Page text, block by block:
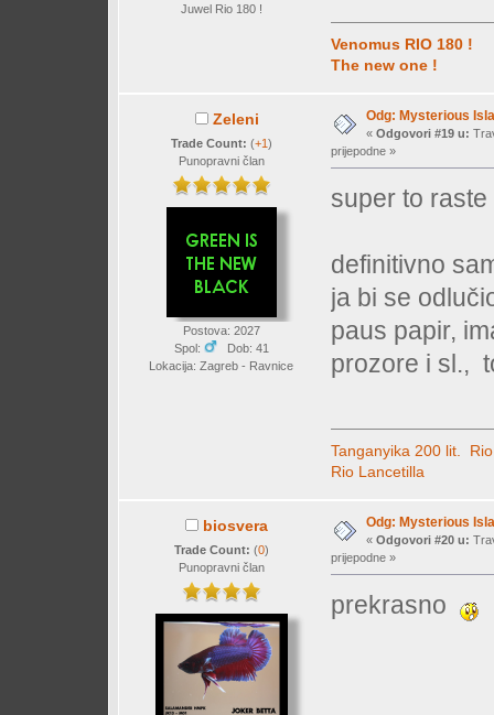
Juwel Rio 180 !
Venomus RIO 180 !
The new one !
Zeleni
Trade Count: (+1)
Punopravni član
Postova: 2027
Spol:
Dob: 41
Lokacija: Zagreb - Ravnice
Odg: Mysterious
« Odgovori #19 u:
prijepodne »
super to
definitivno
ja bi se
paus papir,
prozore i sl.,
Tanganyika 200 lit.
Rio Lancetilla
biosvera
Trade Count: (0)
Punopravni član
Odg: Mysterious
« Odgovori #20 u:
prijepodne »
prekrasno